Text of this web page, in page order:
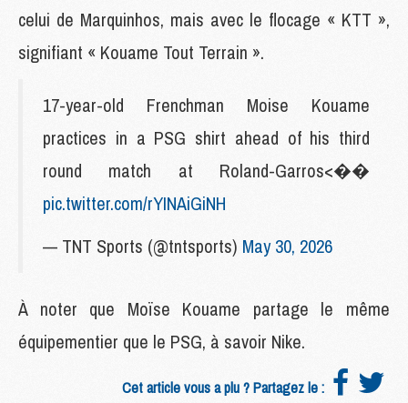
celui de Marquinhos, mais avec le flocage « KTT »,
signifiant « Kouame Tout Terrain ».
17-year-old Frenchman Moise Kouame
practices in a PSG shirt ahead of his third
round match at Roland-Garros<��
pic.twitter.com/rYINAiGiNH
— TNT Sports (@tntsports) May 30, 2026
À noter que Moïse Kouame partage le même
équipementier que le PSG, à savoir Nike.
Cet article vous a plu ? Partagez le :